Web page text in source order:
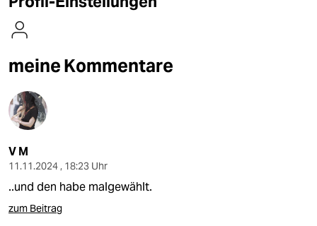
nord
wahrheit
verlag
verlag
veranstaltungen
shop
fragen & hilfe
meine Kommentare
V M
11.11.2024 , 18:23 Uhr
..und den habe malgewählt.
zum Beitrag